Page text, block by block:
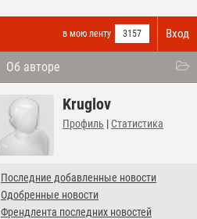
Вход
в мою ленту 3157
Об авторе
Kruglov
Профиль | Статистика
Последние добавленные новости
Одобренные новости
Френдлента последних новостей